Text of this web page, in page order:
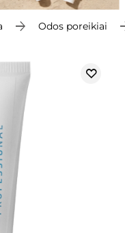
Odos poreikiai